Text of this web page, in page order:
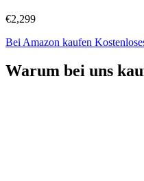
€2,299
Bei Amazon kaufen
Warum bei uns